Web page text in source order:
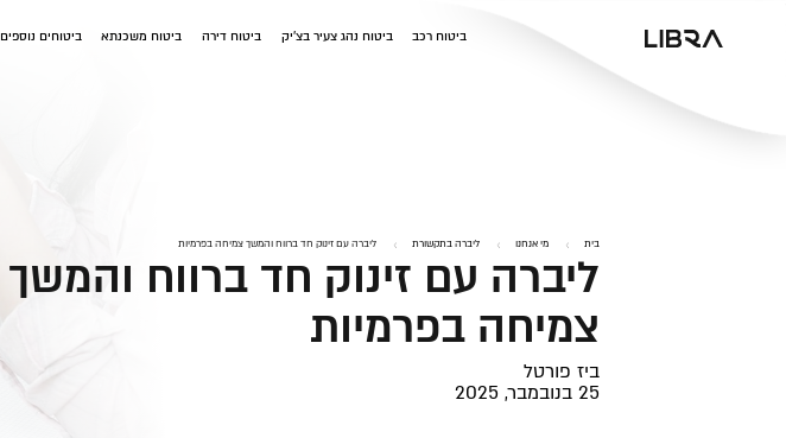
ביטוח רכב ביטוח נהג צעיר בצ'יק ביטוח דירה ביטוח משכנתא ביטוחים נוספים
בית מי אנחנו ליברה בתקשורת ליברה עם זינוק חד ברווח והמשך צמיחה בפרמיות
ליברה עם זינוק חד ברווח והמשך
צמיחה בפרמיות
ביז פורטל
25 בנובמבר, 2025